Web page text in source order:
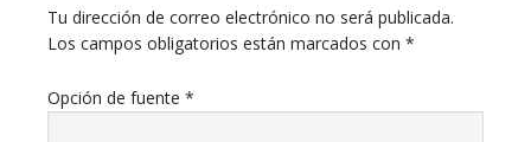
Tu dirección de correo electrónico no será publicada.
Los campos obligatorios están marcados con *
Opción de fuente *